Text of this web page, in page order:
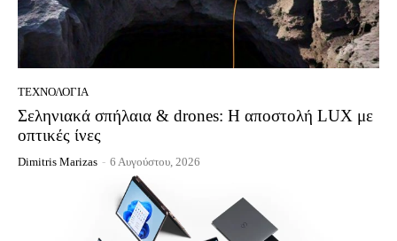
ΤΕΧΝΟΛΟΓΊΑ
Σεληνιακά σπήλαια & drones: Η αποστολή LUX με
οπτικές ίνες
Dimitris Marizas - 6 Αυγούστου, 2026